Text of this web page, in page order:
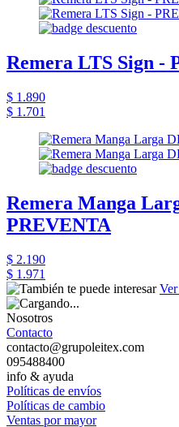
Remera LTS Sign -
$ 1.890
$ 1.701
Remera Manga
PREVENTA
$ 2.190
$ 1.971
Nosotros
Contacto
contacto@grupoleitex.com
095488400
info & ayuda
Políticas de envíos
Políticas de cambio
Ventas por mayor